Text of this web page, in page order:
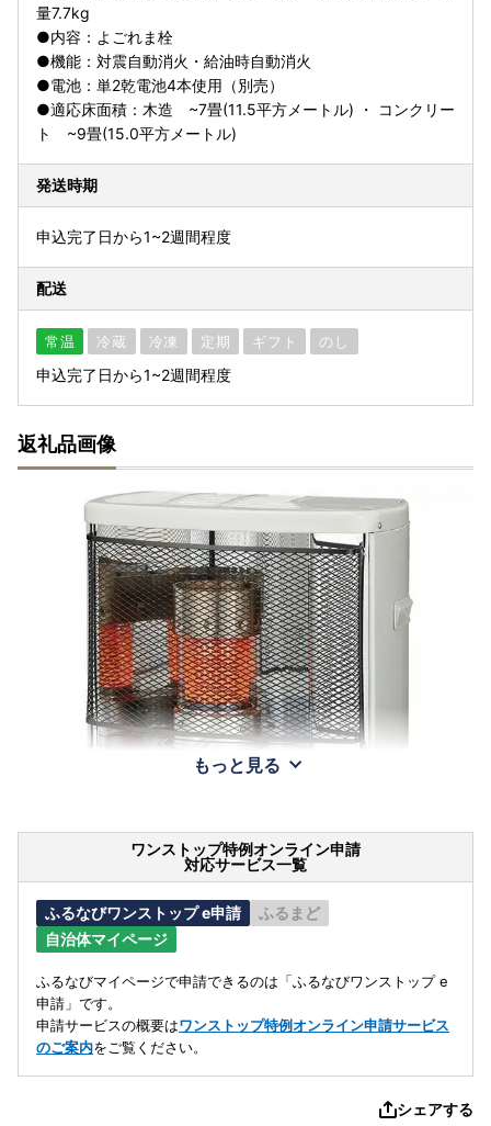
量7.7kg
●内容：よごれま栓
●機能：対震自動消火・給油時自動消火
●電池：単2乾電池4本使用（別売）
●適応床面積：木造 ~7畳(11.5平方メートル) ・ コンクリー
ト ~9畳(15.0平方メートル)
発送時期
申込完了日から1~2週間程度
配送
常温 冷蔵 冷凍 定期 ギフト のし
申込完了日から1~2週間程度
返礼品画像
もっと見る
ワンストップ特例オンライン申請
対応サービス一覧
ふるなびワンストップ e申請
ふるまど
自治体マイページ
ふるなびマイページで申請できるのは「ふるなびワンストップ e
申請」です。
申請サービスの概要はワンストップ特例オンライン申請サービス
のご案内をご覧ください。
シェアする